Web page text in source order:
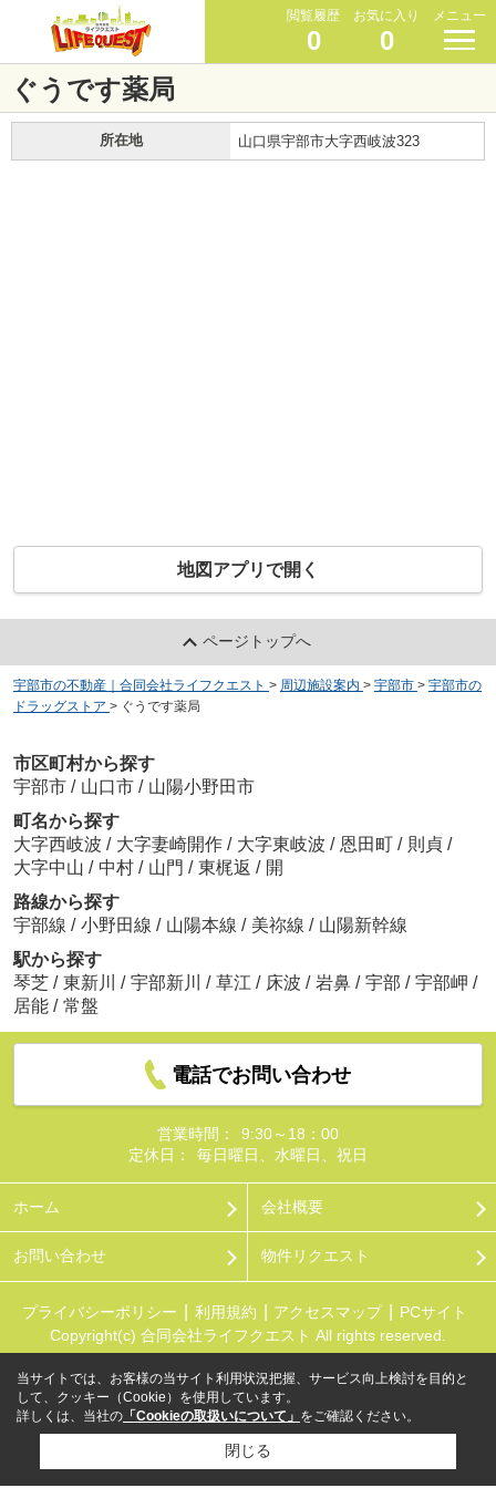
閲覧履歴
0
お気に入り
0
メニュー
ぐうです薬局
所在地 山口県宇部市大字西岐波323
地図アプリで開く
ページトップへ
宇部市の不動産｜合同会社ライフクエスト > 周辺施設案内 > 宇部市 > 宇部市の
ドラッグストア > ぐうです薬局
市区町村から探す
宇部市 / 山口市 / 山陽小野田市
町名から探す
大字西岐波 / 大字妻崎開作 / 大字東岐波 / 恩田町 / 則貞 /
大字中山 / 中村 / 山門 / 東梶返 / 開
路線から探す
宇部線 / 小野田線 / 山陽本線 / 美祢線 / 山陽新幹線
駅から探す
琴芝 / 東新川 / 宇部新川 / 草江 / 床波 / 岩鼻 / 宇部 / 宇部岬 /
居能 / 常盤
電話でお問い合わせ
営業時間：
9:30～18：00
定休日：
毎日曜日、水曜日、祝日
ホーム 会社概要
お問い合わせ 物件リクエスト
プライバシーポリシー 利用規約 アクセスマップ
PCサイト
Copyright(c) 合同会社ライフクエスト All rights reserved.
当サイトでは、お客様の当サイト利用状況把握、サービス向上検討を目的と
して、クッキー（Cookie）を使用しています。
詳しくは、当社の 「Cookieの取扱いについて」 をご確認ください。
閉じる